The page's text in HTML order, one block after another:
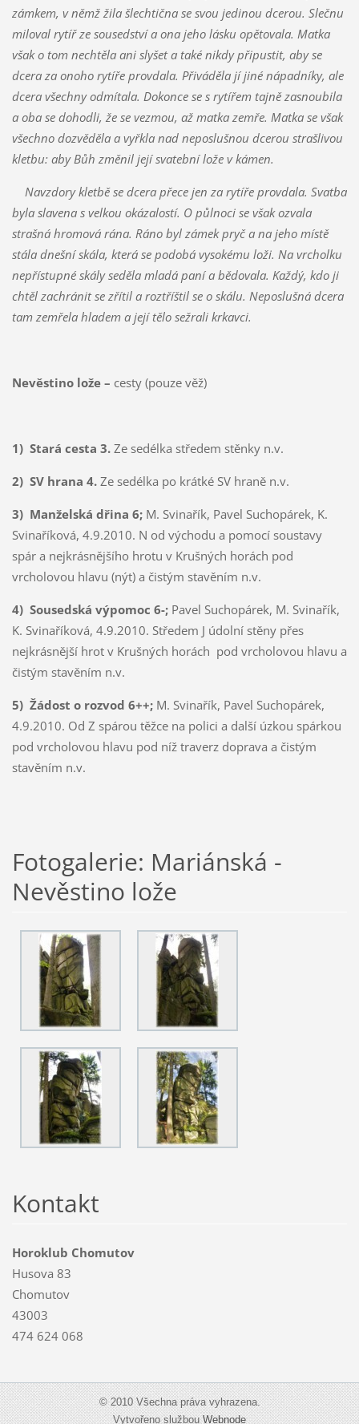
zámkem, v němž žila šlechtična se svou jedinou dcerou. Slečnu
miloval rytíř ze sousedství a ona jeho lásku opětovala. Matka
však o tom nechtěla ani slyšet a také nikdy připustit, aby se
dcera za onoho rytíře provdala. Přiváděla jí jiné nápadníky, ale
dcera všechny odmítala. Dokonce se s rytířem tajně zasnoubila
a oba se dohodli, že se vezmou, až matka zemře. Matka se však
všechno dozvěděla a vyřkla nad neposlušnou dcerou strašlivou
kletbu: aby Bůh změnil její svatební lože v kámen.
Navzdory kletbě se dcera přece jen za rytíře provdala. Svatba
byla slavena s velkou okázalostí. O půlnoci se však ozvala
strašná hromová rána. Ráno byl zámek pryč a na jeho místě
stála dnešní skála, která se podobá vysokému loži. Na vrcholku
nepřístupné skály seděla mladá paní a bědovala. Každý, kdo ji
chtěl zachránit se zřítil a roztříštil se o skálu. Neposlušná dcera
tam zemřela hladem a její tělo sežrali krkavci.
Nevěstino lože – cesty (pouze věž)
1) Stará cesta 3. Ze sedélka středem stěnky n.v.
2) SV hrana 4. Ze sedélka po krátké SV hraně n.v.
3) Manželská dřina 6;M. Svinařík, Pavel Suchopárek, K.
Svinaříková, 4.9.2010. N od východu a pomocí soustavy
spár a nejkrásnějšího hrotu v Krušných horách pod
vrcholovou hlavu (nýt) a čistým stavěním n.v.
4) Sousedská výpomoc 6-; Pavel Suchopárek, M. Svinařík,
K. Svinaříková, 4.9.2010. Středem J údolní stěny přes
nejkrásnější hrot v Krušných horách pod vrcholovou hlavu a
čistým stavěním n.v.
5) Žádost o rozvod 6++;M. Svinařík, Pavel Suchopárek,
4.9.2010. Od Z spárou těžce na polici a další úzkou spárkou
pod vrcholovou hlavu pod níž traverz doprava a čistým
stavěním n.v.
Fotogalerie: Mariánská -
Nevěstino lože
Kontakt
Horoklub Chomutov
Husova 83
Chomutov
43003
474 624 068
© 2010 Všechna práva vyhrazena.
Vytvořeno službouWebnode